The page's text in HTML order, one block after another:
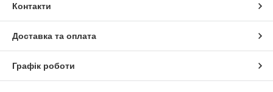
Контакти
Доставка та оплата
Графік роботи